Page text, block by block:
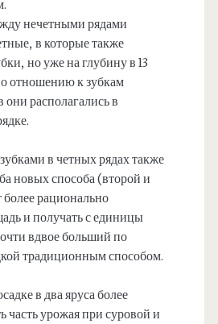
нечетными рядами
в которые также
но уже на глубину в 13
отношению к зубкам
они располагались в
в четных рядах также
новых способа (второй и
рационально
и получать с единицы
вдвое больший по
традиционным способом.
в два яруса более
часть урожая при суровой и